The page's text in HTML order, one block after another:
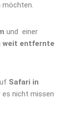
möchten.
und einer
weit entfernte
Safari in
nicht missen